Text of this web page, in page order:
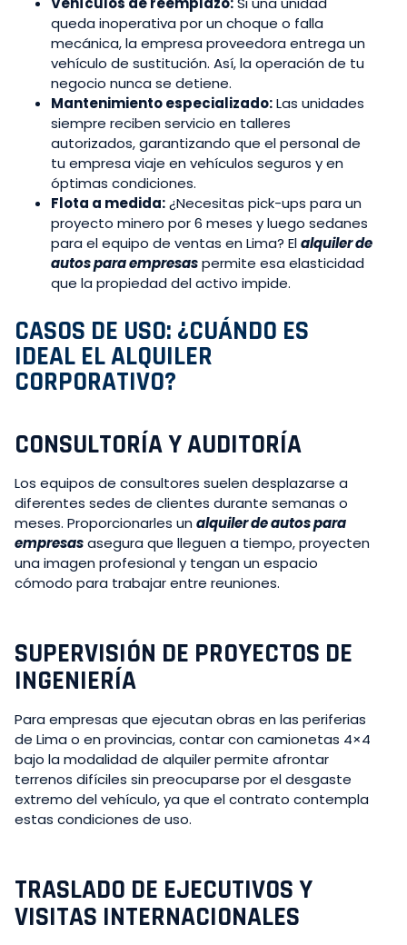
queda inoperativa por un choque o falla
mecánica, la empresa proveedora entrega un
vehículo de sustitución. Así, la operación de tu
negocio nunca se detiene.
Mantenimiento especializado:Las unidades
siempre reciben servicio en talleres
autorizados, garantizando que el personal de
tu empresa viaje en vehículos seguros y en
óptimas condiciones.
Flota a medida:¿Necesitas pick-ups para un
proyecto minero por 6 meses y luego sedanes
para el equipo de ventas en Lima? Elalquiler de
autos para empresaspermite esa elasticidad
que la propiedad del activo impide.
CASOS DE USO: ¿CUÁNDO ES
IDEAL EL ALQUILER
CORPORATIVO?
CONSULTORÍA Y AUDITORÍA
Los equipos de consultores suelen desplazarse a
diferentes sedes de clientes durante semanas o
meses. Proporcionarles unalquiler de autos para
empresasasegura que lleguen a tiempo, proyecten
una imagen profesional y tengan un espacio
cómodo para trabajar entre reuniones.
SUPERVISIÓN DE PROYECTOS DE
INGENIERÍA
Para empresas que ejecutan obras en las periferias
de Lima o en provincias, contar con camionetas 4×4
bajo la modalidad de alquiler permite afrontar
terrenos difíciles sin preocuparse por el desgaste
extremo del vehículo, ya que el contrato contempla
estas condiciones de uso.
TRASLADO DE EJECUTIVOS Y
VISITAS INTERNACIONALES